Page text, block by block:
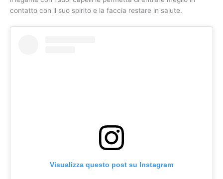
contatto con il suo spirito e la faccia restare in salute.
Visualizza questo post su Instagram